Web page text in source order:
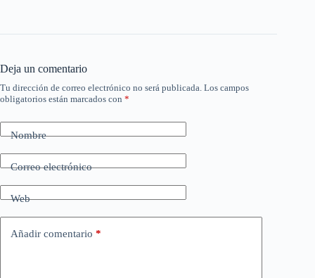
Deja un comentario
Tu dirección de correo electrónico no será publicada. Los campos
obligatorios están marcados con *
Nombre
Correo electrónico
Web
Añadir comentario *